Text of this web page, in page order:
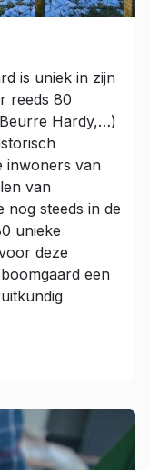
is uniek in zijn
reeds 80
Hardy,…)
inwoners van
van
nog steeds in de
unieke
deze
een